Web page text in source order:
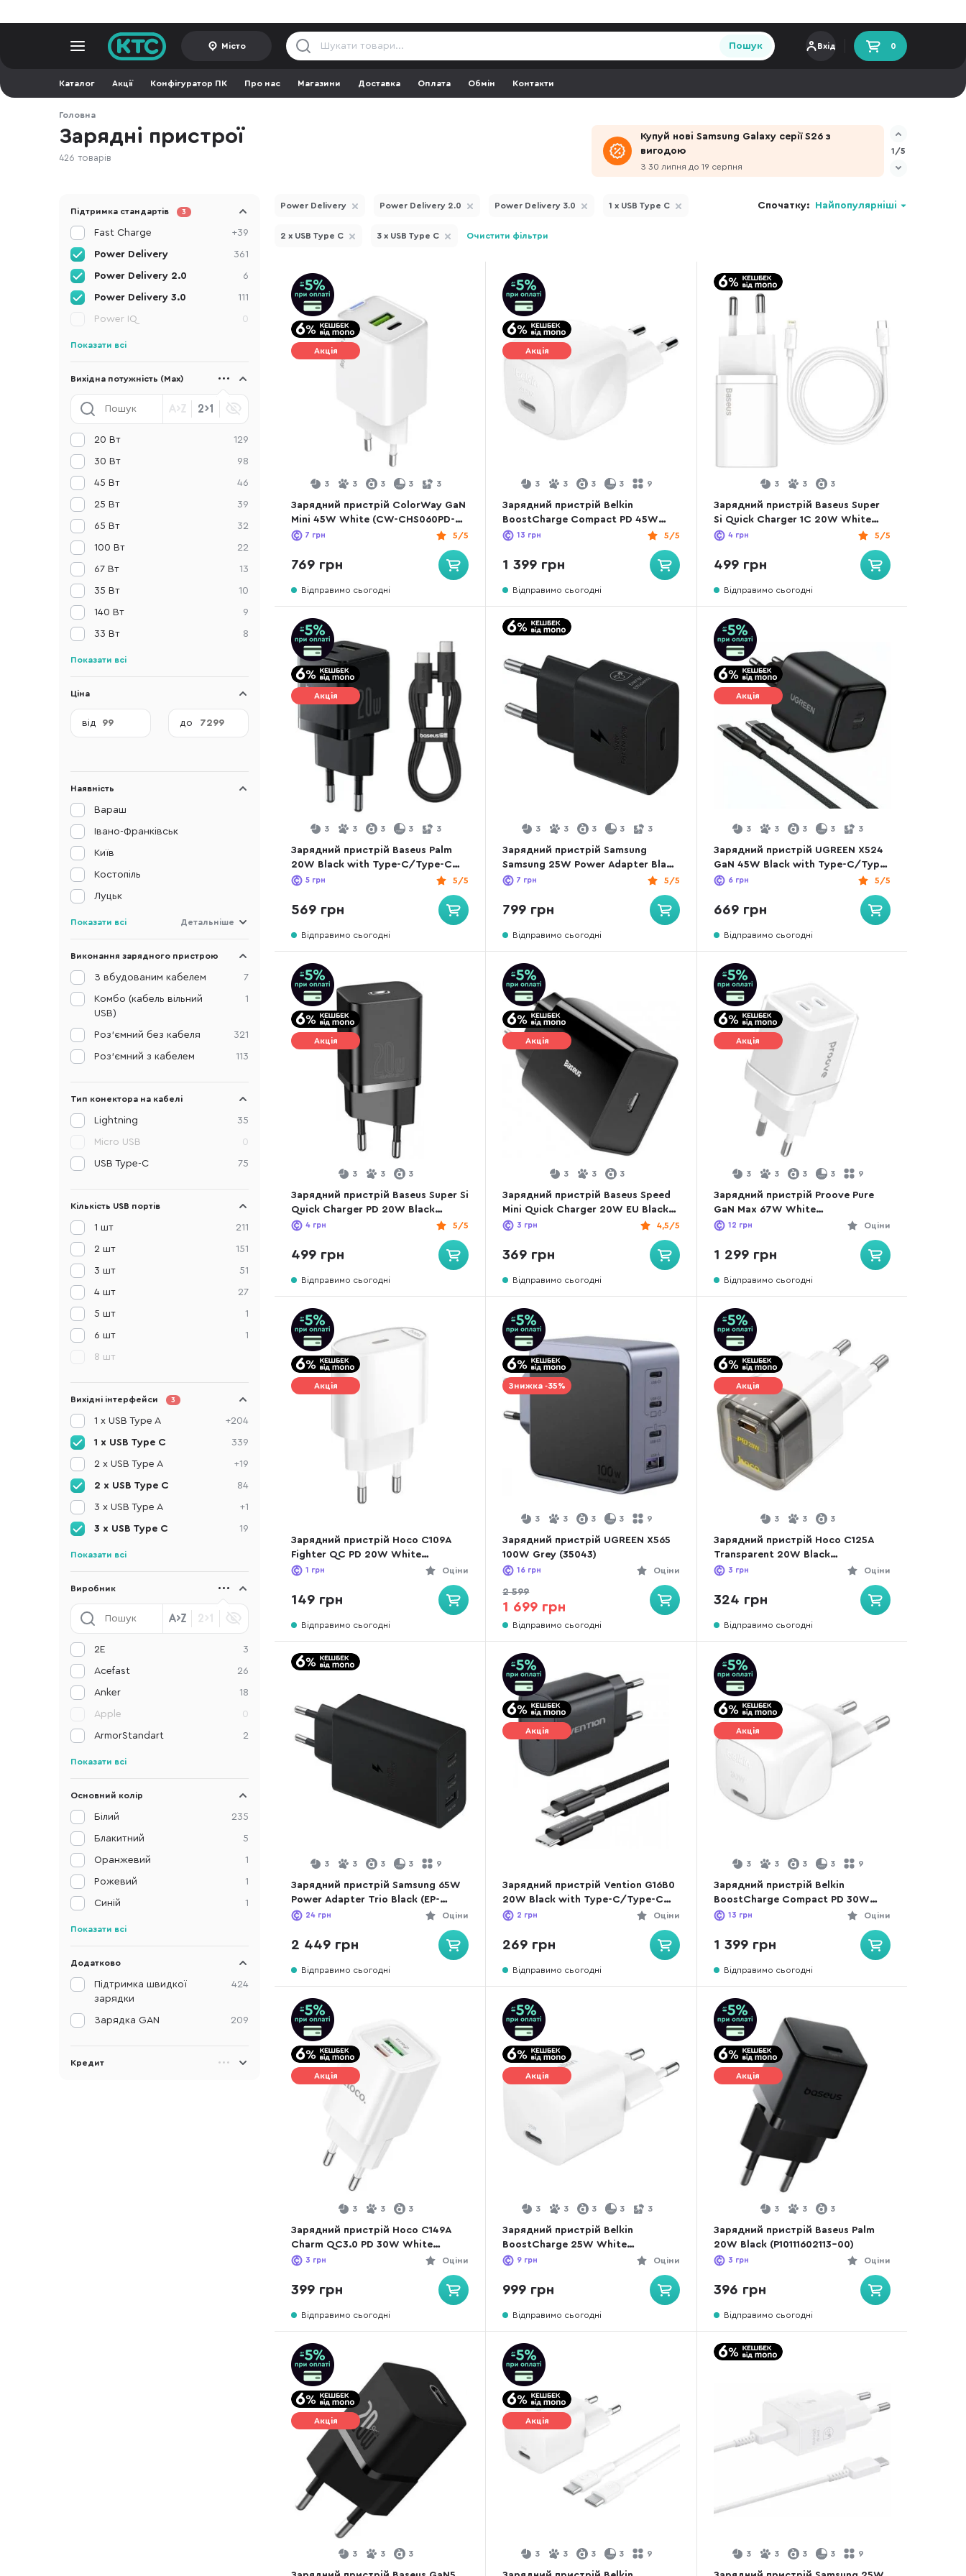
Місто Пошук Вхід 0
Каталог Акції Конфігуратор ПК Про нас Магазини Доставка Оплата Обмін Контакти
Головна
Купуй нові Samsung Galaxy серії S26 з
вигодою
З 30 липня до 19 серпня
1/5
Зарядні пристрої
426 товарів
Спочатку: Найпопулярніші
Power Delivery Power Delivery 2.0 Power Delivery 3.0 1 x USB Type C
2 x USB Type C 3 x USB Type C Очистити фільтри
Акція
3 3 3 3 3
Зарядний пристрій ColorWay GaN
Mini 45W White (CW-CHS060PD-
WT)
5/5
7 грн
769 грн
Відправимо сьогодні
Акція
3 3 3 3 9
Зарядний пристрій Belkin
BoostCharge Compact PD 45W
White (WCA013KQWH)
5/5
13 грн
1 399 грн
Відправимо сьогодні
3 3 3
Зарядний пристрій Baseus Super
Si Quick Charger 1C 20W White
with Type-C/Lightning (TZCCSUP-
5/5
4грн
499 грн
Відправимо сьогодні
Акція
3 3 3 3 3
Зарядний пристрій Baseus Palm
20W Black with Type-C/Type-C
(P10111608113-01)
5/5
5 грн
569 грн
Відправимо сьогодні
3 3 3 3 3
Зарядний пристрій Samsung
Samsung 25W Power Adapter Black
(EP-T2510NBEGEU)
5/5
7 грн
799 грн
Відправимо сьогодні
Акція
3 3 3 3 3
Зарядний пристрій UGREEN X524
GaN 45W Black with Type-C/Type-
C (X524/65054)
5/5
6грн
669 грн
Відправимо сьогодні
Акція
3 3 3
Зарядний пристрій Baseus Super Si
Quick Charger PD 20W Black
(CCSUP-B01)
5/5
4 грн
499 грн
Відправимо сьогодні
Акція
3 3 3
Зарядний пристрій Baseus Speed
Mini Quick Charger 20W EU Black
(CCFS-SN01)
4,5/5
3 грн
369 грн
Відправимо сьогодні
Акція
3 3 3 3 9
Зарядний пристрій Proove Pure
GaN Max 67W White
(WCPU67022202)
Оціни
12 грн
1 299 грн
Відправимо сьогодні
Акція
Зарядний пристрій Hoco C109A
Fighter QC PD 20W White
(6942007656658)
Оціни
1 грн
149 грн
Відправимо сьогодні
Знижка -35%
3 3 3 3 9
Зарядний пристрій UGREEN X565
100W Grey (35043)
Оціни
16 грн
2 599
1 699 грн
Відправимо сьогодні
Акція
3 3 3
Зарядний пристрій Hoco C125A
Transparent 20W Black
(6931474798336)
Оціни
3 грн
324 грн
Відправимо сьогодні
3 3 3 3 9
Зарядний пристрій Samsung 65W
Power Adapter Trio Black (EP-
T6530NBEGEU)
Оціни
24 грн
2 449 грн
Відправимо сьогодні
Акція
Зарядний пристрій Vention G16B0
20W Black with Type-C/Type-C
(G16B0-EU)
Оціни
2 грн
269 грн
Відправимо сьогодні
Акція
3 3 3 3 9
Зарядний пристрій Belkin
BoostCharge Compact PD 30W
White (WCA008KQWH)
Оціни
13 грн
1 399 грн
Відправимо сьогодні
Акція
3 3 3
Зарядний пристрій Hoco C149A
Charm QC3.0 PD 30W White
(6942007630337)
Оціни
3 грн
399 грн
Відправимо сьогодні
Акція
3 3 3 3 3
Зарядний пристрій Belkin
BoostCharge 25W White
(WCA012KQWH)
Оціни
9 грн
999 грн
Відправимо сьогодні
Акція
3 3 3
Зарядний пристрій Baseus Palm
20W Black (P10111602113-00)
Оціни
3 грн
396 грн
Відправимо сьогодні
Акція
3 3 3
Акція
3 3 3 3 9 3 3 3 3 9
Підтримка стандартів 3
+39
Fast Charge
361
Power Delivery
6
Power Delivery 2.0
111
Power Delivery 3.0
0
Power IQ
Показати всі
Вихідна потужність (Max)
129
20 Вт
98
30 Вт
46
45 Вт
39
25 Вт
32
65 Вт
22
100 Вт
13
67 Вт
10
35 Вт
9
140 Вт
8
33 Вт
Показати всі
Ціна
від до
Наявність
Вараш
Івано-Франківськ
Київ
Костопіль
Луцьк
Показати всі Детальніше
Виконання зарядного пристрою
7
З вбудованим кабелем
1
Комбо (кабель вільний
USB)
321
Роз'ємний без кабеля
113
Роз'ємний з кабелем
Тип конектора на кабелі
35
Lightning
0
Micro USB
75
USB Type-C
Кількість USB портів
211
1 шт
151
2 шт
51
3 шт
27
4 шт
1
5 шт
1
6 шт
8 шт
Вихідні інтерфейси 3
+204
1 x USB Type A
339
1 x USB Type C
+19
2 x USB Type A
84
2 x USB Type C
+1
3 x USB Type A
19
3 x USB Type C
Показати всі
Виробник
3
2E
26
Acefast
18
Anker
0
Apple
2
ArmorStandart
Показати всі
Основний колір
235
Білий
5
Блакитний
1
Оранжевий
1
Рожевий
1
Синій
Показати всі
Додатково
424
Підтримка швидкої
зарядки
209
Зарядка GAN
Кредит